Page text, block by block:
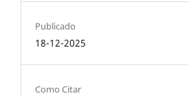
Publicado
18-12-2025
Como Citar